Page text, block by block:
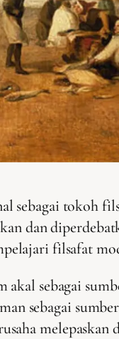
sebagai tokoh
dan
filsafat
sebagai
sebagai